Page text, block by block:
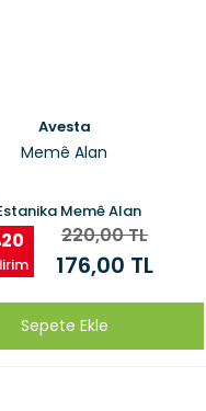
Avesta
Memê Alan
Memê Alan
220,00 TL
176,00 TL
Sepete Ekle